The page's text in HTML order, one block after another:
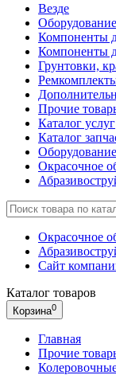
Везде
Компоненты
Компоненты
Грунтовки,
Прочие
Каталог услуг
Каталог
Окрасочное
Окрасочное
Сайт
Каталог товаров
Корзина0
Главная
Прочие